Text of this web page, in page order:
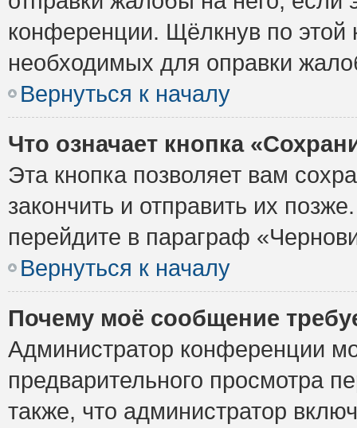
конференции. Щёлкнув по этой
необходимых для оправки
Вернуться к началу
Что означает кнопка
Эта кнопка позволяет вам
закончить и отправить их
перейдите в параграф
Вернуться к началу
Почему моё сообщение
Администратор конференции
предварительного просмотра
также, что администратор